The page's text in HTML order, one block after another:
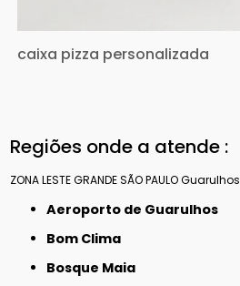
caixa pizza personalizada
Regiões onde a atende :
ZONA LESTEGRANDE SÃO PAULOGuarulhos
Aeroporto de Guarulhos
Bom Clima
Bosque Maia